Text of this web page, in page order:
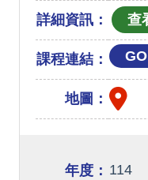
詳細資訊：
課程連結： GO
地圖：
年度： 114